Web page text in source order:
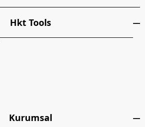
Hkt Tools
Kurumsal